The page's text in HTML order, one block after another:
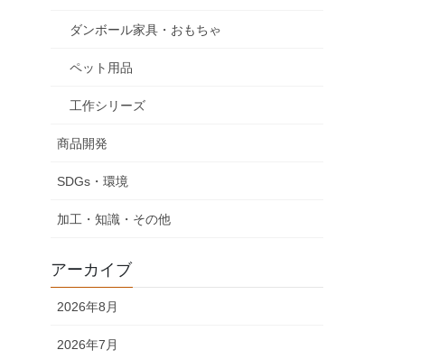
ダンボール家具・おもちゃ
ペット用品
工作シリーズ
商品開発
SDGs・環境
加工・知識・その他
アーカイブ
2026年8月
2026年7月